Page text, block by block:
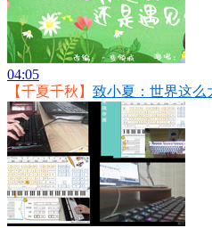
04:05
【千夏千秋】 致小夏：世界这么